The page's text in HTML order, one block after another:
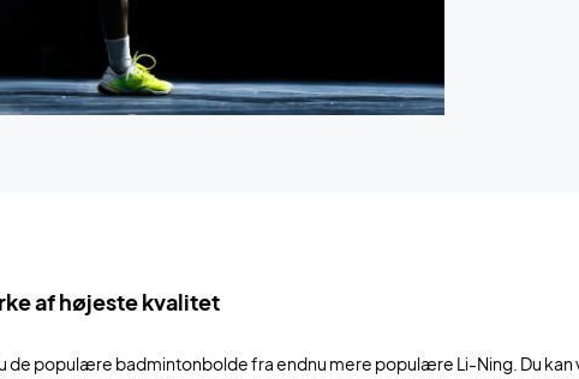
af højeste kvalitet
de populære badmintonbolde fra endnu mere populære Li-Ning. Du